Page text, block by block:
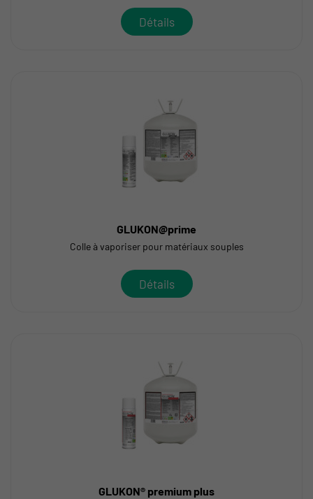
Détails
GLUKON@prime
Colle à vaporiser pour matériaux souples
Détails
GLUKON® premium plus